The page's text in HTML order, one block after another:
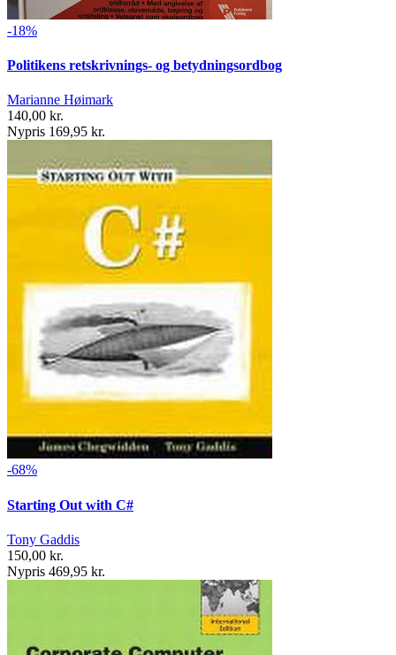
-18%
Politikens retskrivnings- og betydningsordbog
Marianne Høimark
140,00 kr.
Nypris 169,95 kr.
-68%
Starting Out with C#
Tony Gaddis
150,00 kr.
Nypris 469,95 kr.